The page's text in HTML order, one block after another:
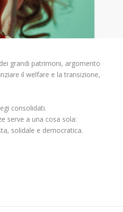
grandi patrimoni, argomento
il welfare e la transizione,
consolidati.
serve a una cosa sola:
solidale e democratica.